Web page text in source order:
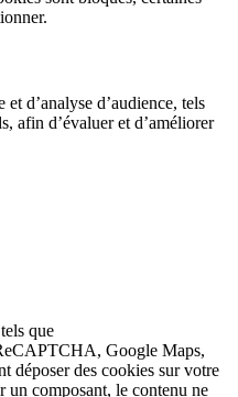
d’analyse d’audience, tels
afin d’évaluer et d’améliorer
que
Google Maps,
déposer des cookies sur votre
un composant, le contenu ne